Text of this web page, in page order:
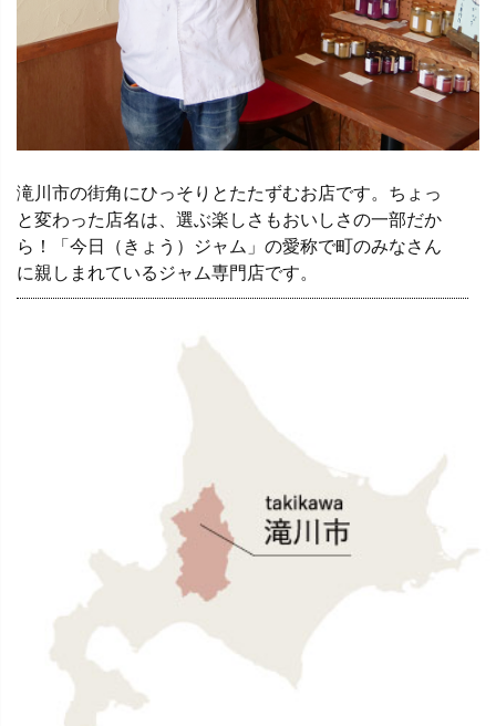
滝川市の街角にひっそりとたたずむお店です。ちょっ
と変わった店名は、選ぶ楽しさもおいしさの一部だか
ら！「今日（きょう）ジャム」の愛称で町のみなさん
に親しまれているジャム専門店です。